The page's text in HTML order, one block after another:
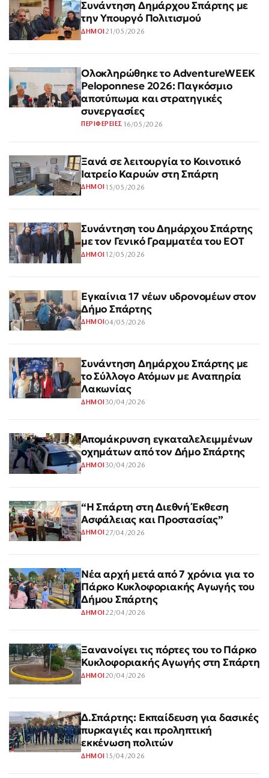
Συνάντηση Δημάρχου Σπάρτης με
την Υπουργό Πολιτισμού
ΔΗΜΟΙ 21/05/2026
Ολοκληρώθηκε το AdventureWEEK
Peloponnese 2026: Παγκόσμιο
αποτύπωμα και στρατηγικές
συνεργασίες
ΠΕΡΙΦΕΡΕΙΕΣ 16/05/2026
Ξανά σε λειτουργία το Κοινοτικό
Ιατρείο Καρυών στη Σπάρτη
ΔΗΜΟΙ 15/05/2026
Συνάντηση του Δημάρχου Σπάρτης
με τον Γενικό Γραμματέα του ΕΟΤ
ΔΗΜΟΙ 12/05/2026
Εγκαίνια 17 νέων υδρονομέων στον
Δήμο Σπάρτης
ΔΗΜΟΙ04/05/2026
Συνάντηση Δημάρχου Σπάρτης με
το Σύλλογο Ατόμων με Αναπηρία
Λακωνίας
ΔΗΜΟΙ 30/04/2026
Απομάκρυνση εγκαταλελειμμένων
οχημάτων από τον Δήμο Σπάρτης
ΔΗΜΟΙ 30/04/2026
“Η Σπάρτη στη Διεθνή Έκθεση
Ασφάλειας και Προστασίας”
ΔΗΜΟΙ27/04/2026
Νέα αρχή μετά από 7 χρόνια για το
Πάρκο Κυκλοφοριακής Αγωγής του
Δήμου Σπάρτης
ΔΗΜΟΙ 22/04/2026
Ξανανοίγει τις πόρτες του το Πάρκο
Κυκλοφοριακής Αγωγής στη Σπάρτη
ΔΗΜΟΙ 20/04/2026
Δ.Σπάρτης: Εκπαίδευση για δασικές
πυρκαγιές και προληπτική
εκκένωση πολιτών
ΔΗΜΟΙ 15/04/2026